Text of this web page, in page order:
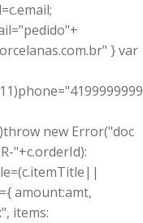
} var
new Error("doc
"+c.orderId):
amount:amt,
items: